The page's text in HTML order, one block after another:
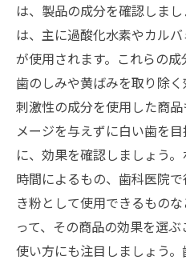
は、製品の成分を確認しま
は、主に過酸化水素やカル
が使用されます。これらの
歯のしみや黄ばみを取り除
刺激性の成分を使用した商
メージを与えずに白い歯を
に、効果を確認しましょう。
時間によるもの、歯科医院
き粉として使用できるもの
って、その商品の効果を選ぶ
使い方にも注目しましょう